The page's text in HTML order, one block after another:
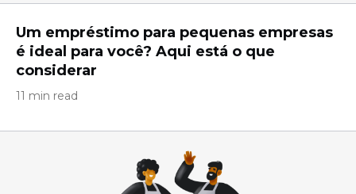
Um empréstimo para pequenas empresas
é ideal para você? Aqui está o que
considerar
11 min read